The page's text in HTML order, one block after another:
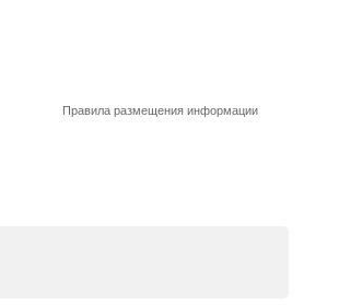
Правила размещения информации